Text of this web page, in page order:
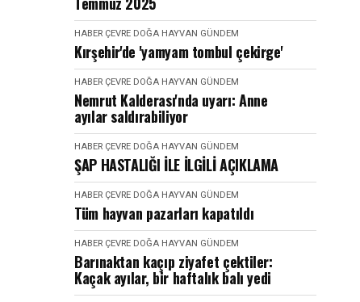
HABER ÇEVRE DOĞA HAYVAN GÜNDEM
Kırşehir'de 'yamyam tombul çekirge'
HABER ÇEVRE DOĞA HAYVAN GÜNDEM
Nemrut Kalderası'nda uyarı: Anne
ayılar saldırabiliyor
HABER ÇEVRE DOĞA HAYVAN GÜNDEM
ŞAP HASTALIĞI İLE İLGİLİ AÇIKLAMA
HABER ÇEVRE DOĞA HAYVAN GÜNDEM
Tüm hayvan pazarları kapatıldı
HABER ÇEVRE DOĞA HAYVAN GÜNDEM
Barınaktan kaçıp ziyafet çektiler:
Kaçak ayılar, bir haftalık balı yedi